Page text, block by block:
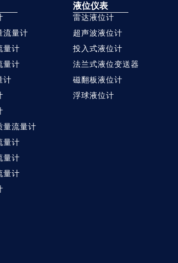
流量计
量计
量计
计
量流量计
量计
量计
量计
液位仪表
雷达液位计
超声波液位计
投入式液位计
法兰式液位变送器
磁翻板液位计
浮球液位计